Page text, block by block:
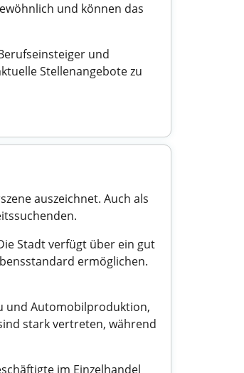
und können das
und
Stellenangebote zu
auszeichnet. Auch als
Stadt verfügt über ein gut
ermöglichen.
und Automobilproduktion,
stark vertreten, während
im Einzelhandel